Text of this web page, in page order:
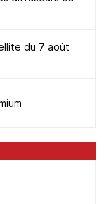
du 7 août